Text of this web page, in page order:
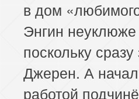
в дом
Энгин
поскольку
Джерен. А
работой